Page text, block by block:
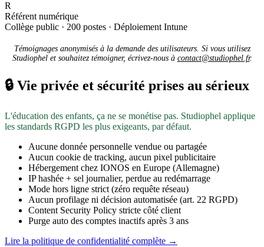
R
Référent numérique
Collège public · 200 postes · Déploiement Intune
Témoignages anonymisés à la demande des utilisateurs. Si vous utilisez
Studiophel et souhaitez témoigner, écrivez-nous à contact@studiophel.fr.
🔒 Vie privée et sécurité prises au sérieux
L'éducation des enfants, ça ne se monétise pas. Studiophel applique
les standards RGPD les plus exigeants, par défaut.
Aucune donnée personnelle vendue ou partagée
Aucun cookie de tracking, aucun pixel publicitaire
Hébergement chez IONOS en Europe (Allemagne)
IP hashée + sel journalier, perdue au redémarrage
Mode hors ligne strict (zéro requête réseau)
Aucun profilage ni décision automatisée (art. 22 RGPD)
Content Security Policy stricte côté client
Purge auto des comptes inactifs après 3 ans
Lire la politique de confidentialité complète →